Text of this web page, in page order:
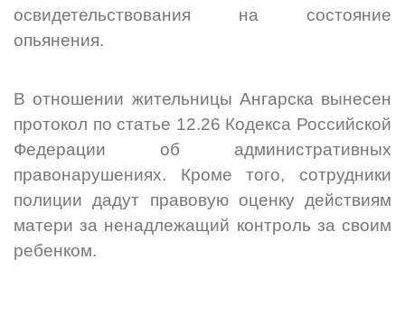
освидетельствования на состояние
опьянения.
В отношении жительницы Ангарска вынесен
протокол по статье 12.26 Кодекса Российской
Федерации об административных
правонарушениях. Кроме того, сотрудники
полиции дадут правовую оценку действиям
матери за ненадлежащий контроль за своим
ребенком.